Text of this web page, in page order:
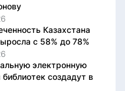
Казахстана
с 58% до 78%
электронную
создадут в